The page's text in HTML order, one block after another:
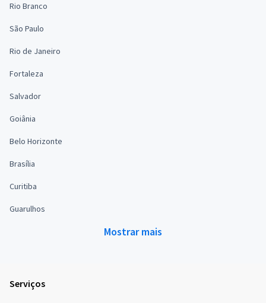
Rio Branco
São Paulo
Rio de Janeiro
Fortaleza
Salvador
Goiânia
Belo Horizonte
Brasília
Curitiba
Guarulhos
Mostrar mais
Serviços